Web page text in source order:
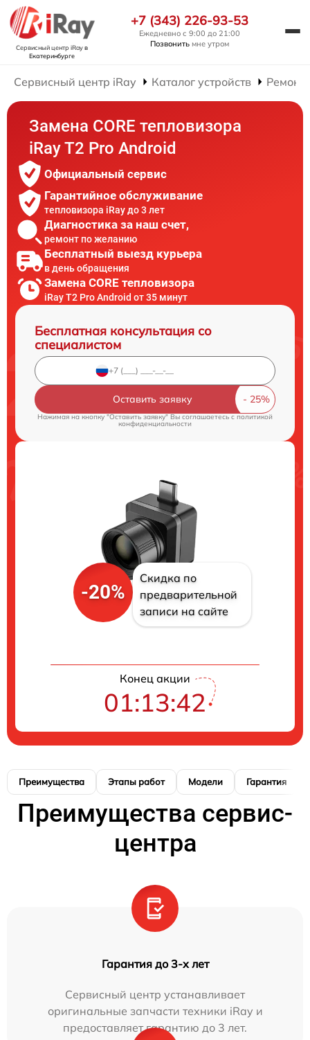
Сервисный центр iRayв
Екатеринбурге
+7 (343) 226-93-53
Ежедневно с 9:00 до 21:00
Позвонить мне утром
Сервисный центр iRay Каталог устройств Ремонт
Замена CORE тепловизора
iRay T2 Pro Android
Официальный сервис
Гарантийное обслуживание
тепловизора iRay до 3 лет
Диагностика за наш счет,
ремонт по желанию
Бесплатный выезд курьера
в день обращения
Замена CORE тепловизора
iRay T2 Pro Android от 35 минут
Бесплатная консультация со
специалистом
Оставить заявку
Нажимая на кнопку "Оставить заявку" Вы соглашаетесь cполитикой
конфиденциальности
-20%
Скидка по
предварительной
записи на сайте
Конец акции
01:13:41
Преимущества Этапы работ Модели Гарантия
Преимущества сервис-
центра
Гарантия до 3-х лет
Сервисный центр устанавливает
оригинальные запчасти техники iRay и
предоставляет гарантию до 3 лет.